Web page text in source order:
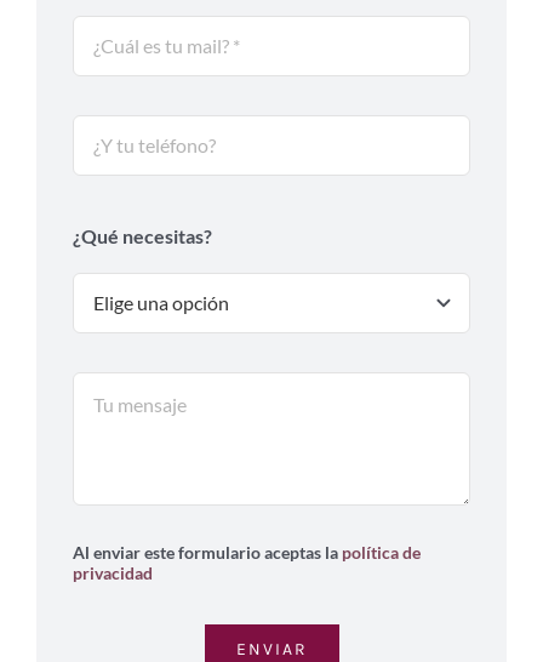
¿Qué necesitas?
Al enviar este formulario aceptas la política de
privacidad
ENVIAR